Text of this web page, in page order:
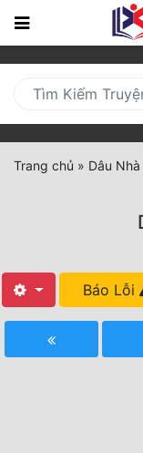
Trang
Mới
Cập
Nhật
(current)
Tất Cả
Trang chủ » Dâu
Báo Lỗi